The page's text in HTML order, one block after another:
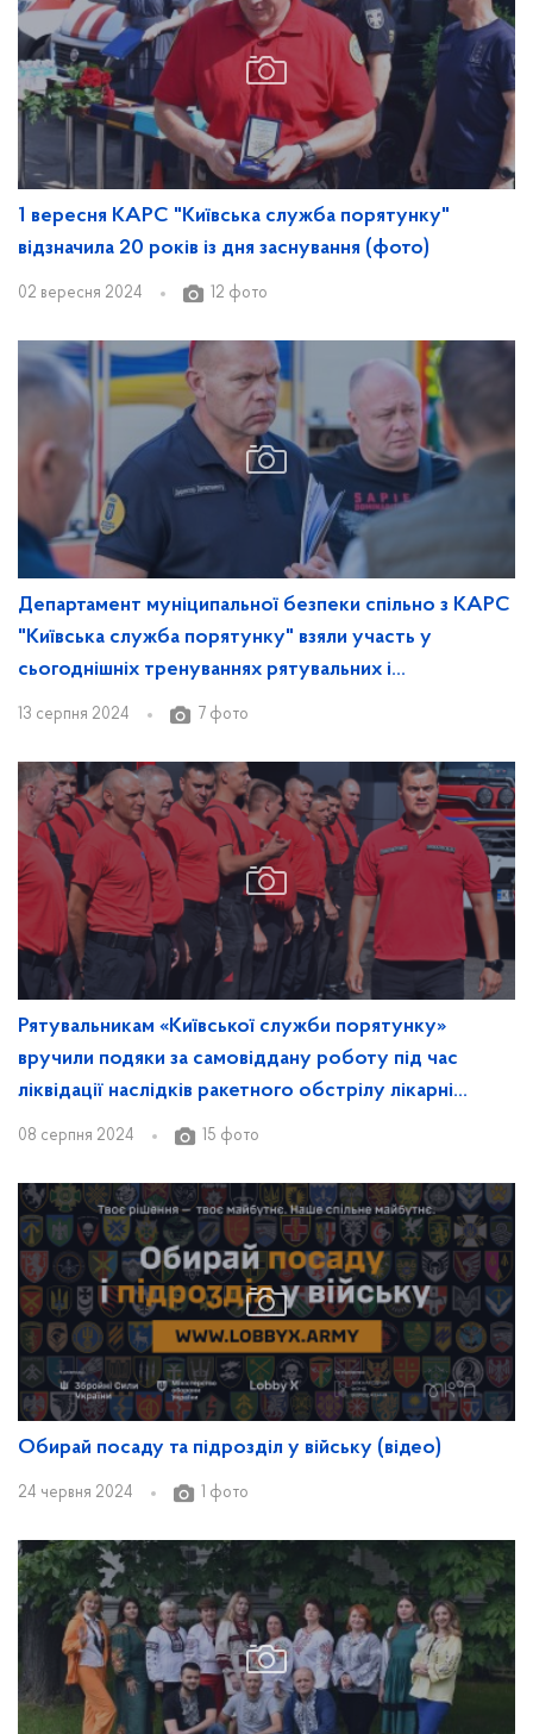
1 вересня КАРС "Київська служба порятунку"
відзначила 20 років із дня заснування (фото)
02 вересня 2024 12 фото
Департамент муніципальної безпеки спільно з КАРС
"Київська служба порятунку" взяли участь у
сьогоднішніх тренуваннях рятувальних і
комунальних служб, які відпрацьовували оперативне
13 серпня 2024 7 фото
Рятувальникам «Київської служби порятунку»
вручили подяки за самовіддану роботу під час
ліквідації наслідків ракетного обстрілу лікарні
«Охматдит»
08 серпня 2024 15 фото
Обирай посаду та підрозділ у війську (відео)
24 червня 2024 1 фото